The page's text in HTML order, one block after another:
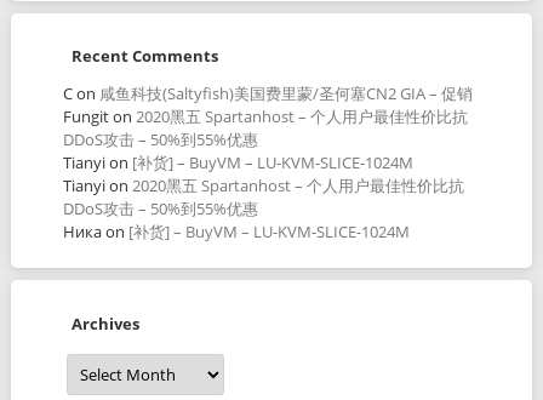
Recent Comments
Con 咸鱼科技(Saltyfish)美国费里蒙/圣何塞CN2 GIA – 促销
Fungiton 2020黑五 Spartanhost – 个人用户最佳性价比抗
DDoS攻击 – 50%到55%优惠
Tianyion [补货] – BuyVM – LU-KVM-SLICE-1024M
Tianyion 2020黑五 Spartanhost – 个人用户最佳性价比抗
DDoS攻击 – 50%到55%优惠
Никаon [补货] – BuyVM – LU-KVM-SLICE-1024M
Archives
Archives